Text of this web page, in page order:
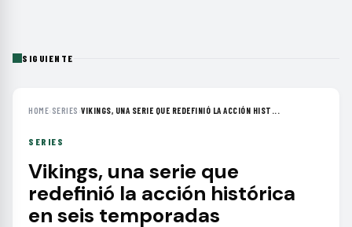
SIGUIENTE
HOME› SERIES ›VIKINGS, UNA SERIE QUE REDEFINIÓ LA ACCIÓN HIST...
SERIES
Vikings, una serie que
redefinió la acción histórica
en seis temporadas